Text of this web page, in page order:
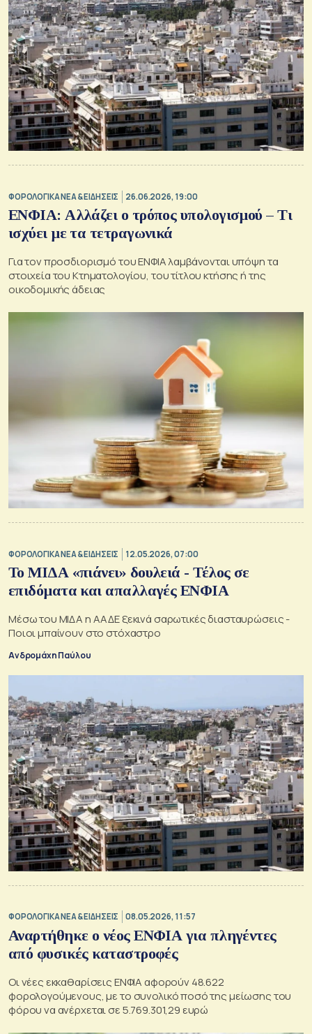
ΦΟΡΟΛΟΓΙΚΑ ΝΕΑ & EΙΔΗΣΕΙΣ 26.06.2026, 19:00
ΕΝΦΙΑ: Αλλάζει ο τρόπος υπολογισμού – Τι
ισχύει με τα τετραγωνικά
Για τον προσδιορισμό του ΕΝΦΙΑ λαμβάνονται υπόψη τα
στοιχεία του Κτηματολογίου, του τίτλου κτήσης ή της
οικοδομικής άδειας
ΦΟΡΟΛΟΓΙΚΑ ΝΕΑ & EΙΔΗΣΕΙΣ 12.05.2026, 07:00
Το ΜΙΔΑ «πιάνει» δουλειά - Τέλος σε
επιδόματα και απαλλαγές ΕΝΦΙΑ
Μέσω του ΜΙΔΑ η ΑΑΔΕ ξεκινά σαρωτικές διασταυρώσεις -
Ποιοι μπαίνουν στο στόχαστρο
Ανδρομάχη Παύλου
ΦΟΡΟΛΟΓΙΚΑ ΝΕΑ & EΙΔΗΣΕΙΣ 08.05.2026, 11:57
Αναρτήθηκε ο νέος ΕΝΦΙΑ για πληγέντες
από φυσικές καταστροφές
Οι νέες εκκαθαρίσεις ΕΝΦΙΑ αφορούν 48.622
φορολογούμενους, με το συνολικό ποσό της μείωσης του
φόρου να ανέρχεται σε 5.769.301,29 ευρώ